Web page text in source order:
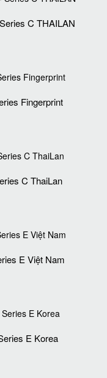
C THAILAN
Fingerprint
C ThaiLan
E Việt Nam
E Korea